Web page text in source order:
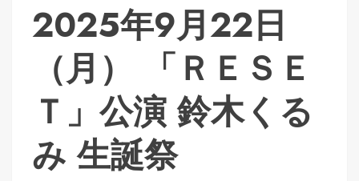
2025年9月22日
（月） 「ＲＥＳＥ
Ｔ」公演 鈴木くる
み 生誕祭